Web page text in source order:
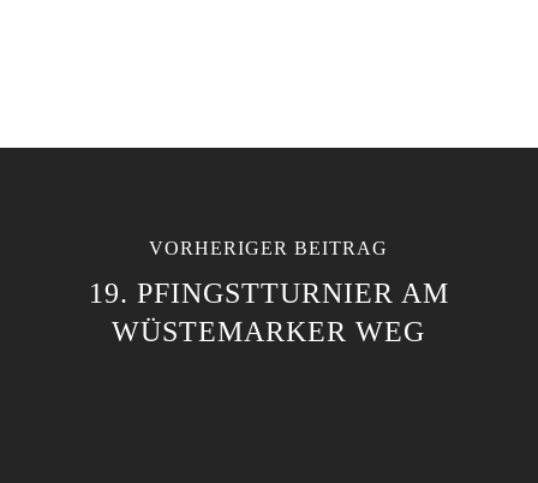
VORHERIGER BEITRAG
19. PFINGSTTURNIER AM
WÜSTEMARKER WEG